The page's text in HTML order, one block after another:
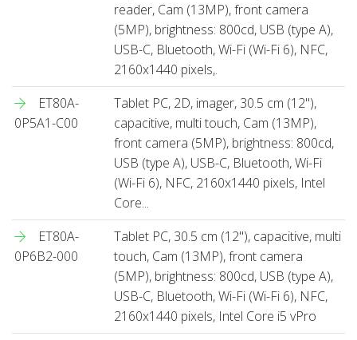
reader, Cam (13MP), front camera
(5MP), brightness: 800cd, USB (type A),
USB-C, Bluetooth, Wi-Fi (Wi-Fi 6), NFC,
2160x1440 pixels,.
ET80A-
0P5A1-C00
Tablet PC, 2D, imager, 30.5 cm (12''),
capacitive, multi touch, Cam (13MP),
front camera (5MP), brightness: 800cd,
USB (type A), USB-C, Bluetooth, Wi-Fi
(Wi-Fi 6), NFC, 2160x1440 pixels, Intel
Core...
ET80A-
0P6B2-000
Tablet PC, 30.5 cm (12''), capacitive, multi
touch, Cam (13MP), front camera
(5MP), brightness: 800cd, USB (type A),
USB-C, Bluetooth, Wi-Fi (Wi-Fi 6), NFC,
2160x1440 pixels, Intel Core i5 vPro